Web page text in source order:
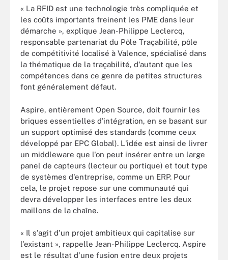
« La RFID est une technologie très compliquée et
les coûts importants freinent les PME dans leur
démarche », explique Jean-Philippe Leclercq,
responsable partenariat du Pôle Traçabilité, pôle
de compétitivité localisé à Valence, spécialisé dans
la thématique de la traçabilité, d'autant que les
compétences dans ce genre de petites structures
font généralement défaut.
Aspire, entièrement Open Source, doit fournir les
briques essentielles d'intégration, en se basant sur
un support optimisé des standards (comme ceux
développé par EPC Global). L'idée est ainsi de livrer
un middleware que l'on peut insérer entre un large
panel de capteurs (lecteur ou portique) et tout type
de systèmes d'entreprise, comme un ERP. Pour
cela, le projet repose sur une communauté qui
devra développer les interfaces entre les deux
maillons de la chaîne.
« Il s'agit d'un projet ambitieux qui capitalise sur
l'existant », rappelle Jean-Philippe Leclercq. Aspire
est le résultat d'une fusion entre deux projets